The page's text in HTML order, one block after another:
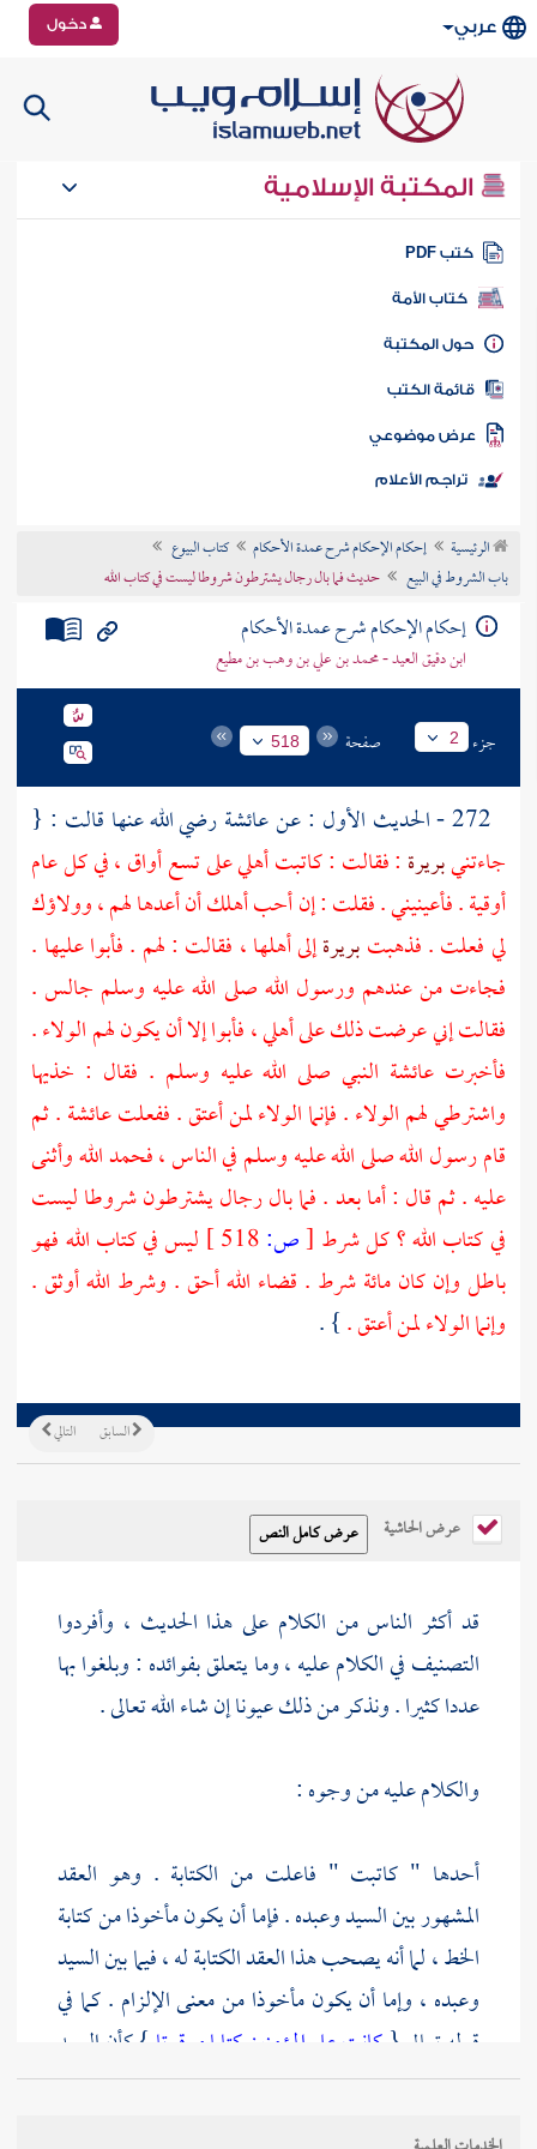
عربي دخول
المكتبة الإسلامية
كتب PDF
كتاب الأمة
المكتبة
الكتب
موضوعي
تراجم الأعلام
الرئيسية إحكام الإحكام شرح عمدة الأحكام
كتاب البيوع
باب الشروط في البيع
حديث فما بال رجال يشترطون شروطا ليست في كتاب الله
إحكام الإحكام شرح عمدة الأحكام
ابن دقيق العيد - محمد بن علي بن وهب بن مطيع
جزء 2 صفحة 518
عائشةرضي الله عنها قالت : {
جاءتنيبريرة : فقالت : كاتبت أهلي على تسع أواق ، في كل عام
أوقية . فأعينيني . فقلت : إن أحب أهلك أن أعدها لهم ، وولاؤك
لي فعلت . فذهبتبريرةإلى أهلها ، فقالت : لهم . فأبوا عليها .
فجاءت من عندهم ورسول الله صلى الله عليه وسلم جالس .
فقالت إني عرضت ذلك على أهلي ، فأبوا إلا أن يكون لهم الولاء .
فأخبرتعائشة النبي صلى الله عليه وسلم . فقال : خذيها
واشترطي لهم الولاء . فإنما الولاء لمن أعتق . ففعلتعائشة. ثم
قام رسول الله صلى الله عليه وسلم في الناس ، فحمد الله وأثنى
عليه . ثم قال : أما بعد . فما بال رجال يشترطون شروطا ليست
في كتاب الله ؟ كل شرط [ص:
ليس في كتاب الله فهو
باطل وإن كان مائة شرط . قضاء الله أحق . وشرط الله أوثق .
وإنما الولاء لمن أعتق .} .
التالي السابق
عرض الحاشية
قد أكثر الناس من الكلام على هذا الحديث ، وأفردوا
التصنيف في الكلام عليه ، وما يتعلق بفوائده : وبلغوا بها
عددا كثيرا . ونذكر من ذلك عيونا إن شاء الله تعالى .
والكلام عليه من وجوه :
أحدها " كاتبت " فاعلت من الكتابة . وهو العقد
المشهور بين السيد وعبده . فإما أن يكون مأخوذا من كتابة
الخط ، لما أنه يصحب هذا العقد الكتابة له ، فيما بين السيد
وعبده ، وإما أن يكون مأخوذا من معنى الإلزام . كما في
قوله تعالى {كانت على المؤمنين كتابا موقوتا } كأن السيد
ألزم نفسه عتق العبد عند الأداء . والعبد ألزم نفسه الأداء
للمال الذي تكاتبا عليه .